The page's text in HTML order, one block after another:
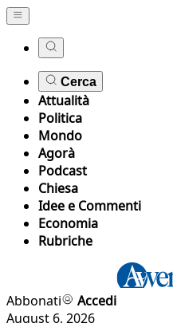
Cerca
Attualità
Politica
Mondo
Agorà
Podcast
Chiesa
Idee e Commenti
Economia
Rubriche
Abbonati
Accedi
August 6, 2026